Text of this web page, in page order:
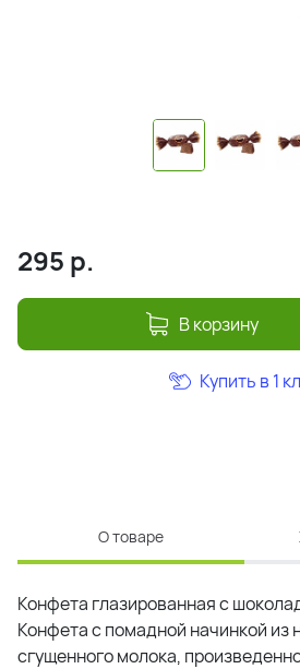
295 р.
В корзину
Купить в 1
О товаре
Конфета глазированная с
Конфета с помадной начинкой из
сгущенного молока,